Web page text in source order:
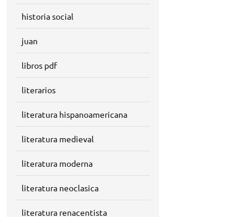
historia social
juan
libros pdf
literarios
literatura hispanoamericana
literatura medieval
literatura moderna
literatura neoclasica
literatura renacentista